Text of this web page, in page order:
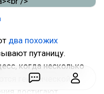
два похожих
путаницу.
когда несколько
генетической
достигают